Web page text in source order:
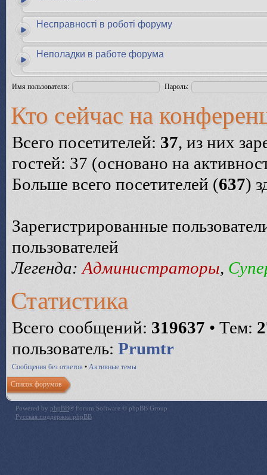
Несправності в роботі форуму
Неполадки в работе форума
Имя пользователя: Пароль:
Кто сейчас на
Всего посетителей: 37, из них
гостей: 37 (основано на
Больше всего посетителей (637)
Зарегистрированные
пользователей
Легенда: Администраторы,
Статистика
Всего сообщений: 319637 • Тем:
пользователь: Prumtr
Сообщения без ответов • Активные темы
Список форумов
Powered by phpBB® Forum Software © phpBB Group
Русская поддержка phpBB